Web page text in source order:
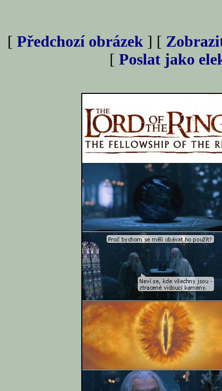
[ Předchozí obrázek ] [
[ Poslat jako